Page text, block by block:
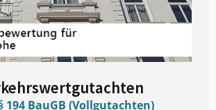
194 BauGB (Vollgutachten)